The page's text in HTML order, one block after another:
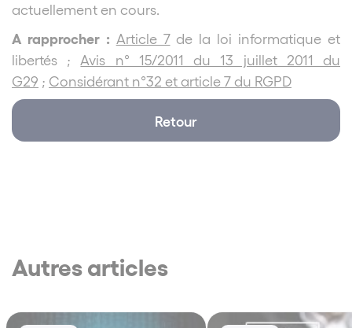
actuellement en cours.
A rapprocher : Article 7de la loi informatique et
libertés ; Avis n° 15/2011 du 13 juillet 2011 du
G29 ; Considérant n°32 et article 7 du RGPD
Retour
Autres articles